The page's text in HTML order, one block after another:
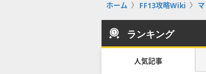
ホーム FF13攻略Wiki
ランキング
人気記事